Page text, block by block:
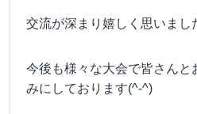
交流が深まり嬉しく思いまし
今後も様々な大会で皆さんと
みにしております(^-^)